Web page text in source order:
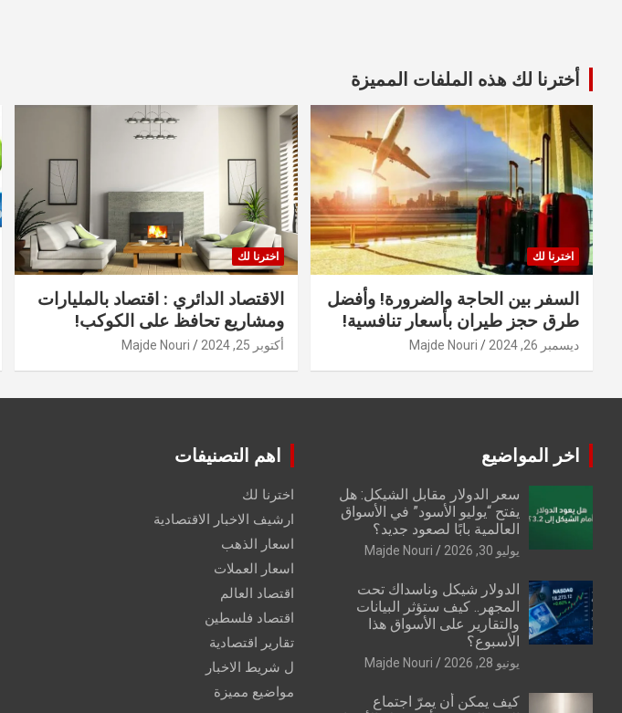
أخترنا لك هذه الملفات المميزة
اخترنا لك
السفر بين الحاجة والضرورة! وأفضل
طرق حجز طيران بأسعار تنافسية!
ديسمبر 26, 2024 Majde Nouri
اخترنا لك
الاقتصاد الدائري : اقتصاد بالمليارات
ومشاريع تحافظ على الكوكب!
أكتوبر 25, 2024 Majde Nouri
اخر المواضيع
سعر الدولار مقابل الشيكل: هل
يفتح “يوليو الأسود” في الأسواق
العالمية بابًا لصعود جديد؟
يوليو 30, 2026 Majde Nouri
الدولار شيكل وناسداك تحت
المجهر.. كيف ستؤثر البيانات
والتقارير على الأسواق هذا
الأسبوع؟
يونيو 28, 2026 Majde Nouri
كيف يمكن أن يمرّ اجتماع
اهم التصنيفات
اخترنا لك
ارشيف الاخبار الاقتصادية
اسعار الذهب
اسعار العملات
اقتصاد العالم
اقتصاد فلسطين
تقارير اقتصادية
ل شريط الاخبار
مواضيع مميزة